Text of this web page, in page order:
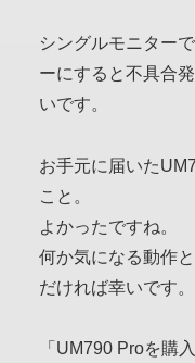
シングルモニター
ーにすると不具合
いです。
お手元に届いた
こと。
よかったですね。
何か気になる動作
だければ幸いです。
「UM790 Proを購